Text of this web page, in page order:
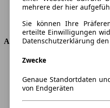
Getriebe
Antriebsart
Abmessungen
Länge
Breite
Radstand
Maximalgewicht
mehrere der hier
Sie können Ihre
erteilte Einwilligungen
Datenschutzerklärung
Zwecke
Genaue Standortdaten
von Endgeräten